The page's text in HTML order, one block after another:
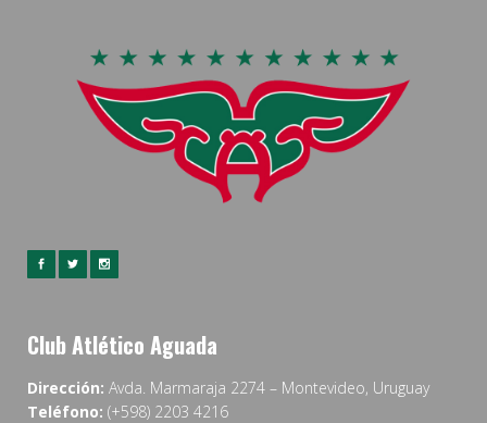
Club Atlético Aguada
Dirección: Avda. Marmaraja 2274 – Montevideo, Uruguay
Teléfono: (+598) 2203 4216